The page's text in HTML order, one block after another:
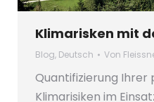
Klimarisken mit
Blog, Deutsch Von
Quantifizierung Ihrer
Klimarisiken im